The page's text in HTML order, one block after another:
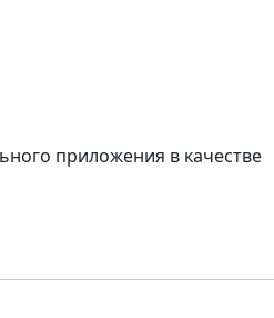
приложения в качестве